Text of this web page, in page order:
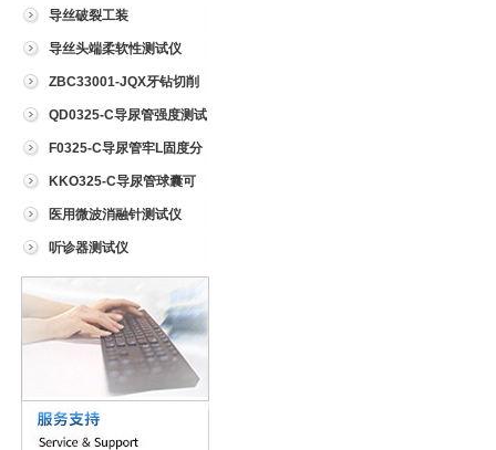
导丝破裂工装
导丝头端柔软性测试仪
ZBC33001-JQX牙钻切削
试验仪QD0325-C导尿管强度测试
仪
F0325-C导尿管牢L固度分
离力测试仪
KKO325-C导尿管球囊可
靠性测试仪
医用微波消融针测试仪
听诊器测试仪